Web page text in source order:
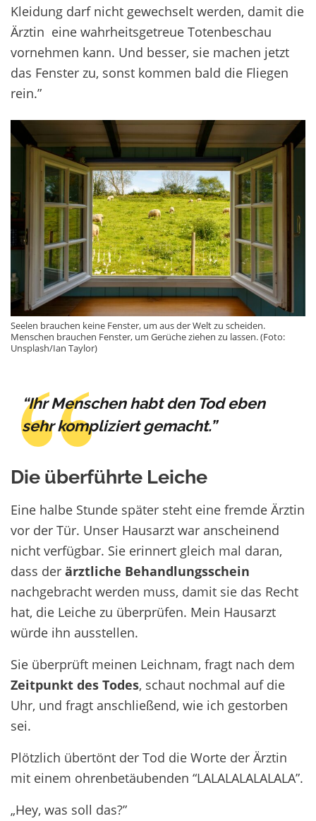
Kleidung darf nicht gewechselt werden, damit die
Ärztin eine wahrheitsgetreue Totenbeschau
vornehmen kann. Und besser, sie machen jetzt
das Fenster zu, sonst kommen bald die Fliegen
rein.”
Seelen brauchen keine Fenster, um aus der Welt zu scheiden.
Menschen brauchen Fenster, um Gerüche ziehen zu lassen. (Foto:
Unsplash/Ian Taylor)
“Ihr Menschen habt den Tod eben
sehr kompliziert gemacht.”
Die überführte Leiche
Eine halbe Stunde später steht eine fremde Ärztin
vor der Tür. Unser Hausarzt war anscheinend
nicht verfügbar. Sie erinnert gleich mal daran,
dass der ärztliche Behandlungsschein
nachgebracht werden muss, damit sie das Recht
hat, die Leiche zu überprüfen. Mein Hausarzt
würde ihn ausstellen.
Sie überprüft meinen Leichnam, fragt nach dem
Zeitpunkt des Todes, schaut nochmal auf die
Uhr, und fragt anschließend, wie ich gestorben
sei.
Plötzlich übertönt der Tod die Worte der Ärztin
mit einem ohrenbetäubenden “LALALALALALALA”.
„Hey, was soll das?”